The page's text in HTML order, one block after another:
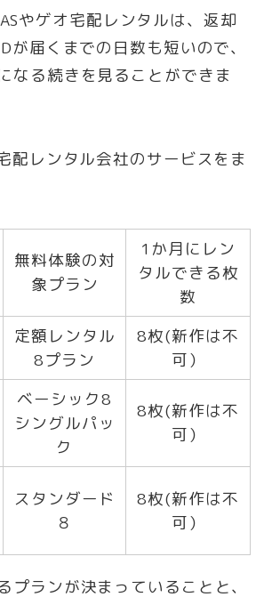
やゲオ宅配レンタルは、返却
が届くまでの日数も短いので、
なる続きを見ることができま
配レンタル会社のサービスをま
無料体験の対
象プラン
1か月にレン
タルできる枚
数
定額レンタル
8プラン
8枚(新作は不
可）
ベーシック8
シングルパッ
ク
8枚(新作は不
可）
スタンダード
８
8枚(新作は不
可）
プランが決まっていることと、